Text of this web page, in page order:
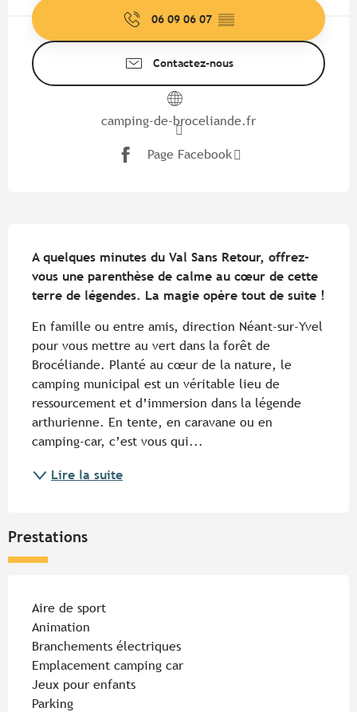
06 09 06 07 ▒▒
Contactez-nous
camping-de-broceliande.fr
Page Facebook
A quelques minutes du Val Sans Retour, offrez-
vous une parenthèse de calme au cœur de cette
terre de légendes. La magie opère tout de suite !
En famille ou entre amis, direction Néant-sur-Yvel
pour vous mettre au vert dans la forêt de
Brocéliande. Planté au cœur de la nature, le
camping municipal est un véritable lieu de
ressourcement et d’immersion dans la légende
arthurienne. En tente, en caravane ou en
camping-car, c’est vous qui...
Lire la suite
Prestations
Aire de sport
Animation
Branchements électriques
Emplacement camping car
Jeux pour enfants
Parking